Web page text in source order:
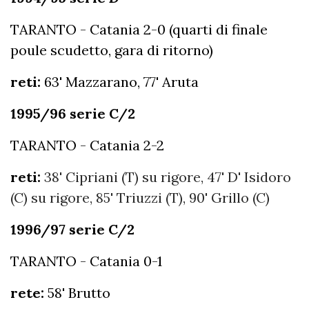
TARANTO - Catania 2-0 (quarti di finale
poule scudetto, gara di ritorno)
reti: 63' Mazzarano, 77' Aruta
1995/96 serie C/2
TARANTO - Catania 2-2
reti: 38' Cipriani (T) su rigore, 47' D' Isidoro
(C) su rigore, 85' Triuzzi (T), 90' Grillo (C)
1996/97 serie C/2
TARANTO - Catania 0-1
rete: 58' Brutto